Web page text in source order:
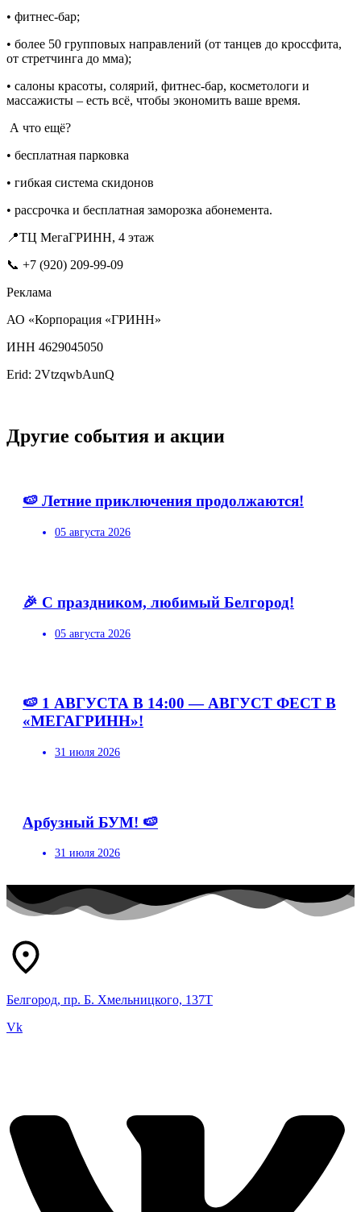
• фитнес-бар;
• более 50 групповых направлений (от танцев до кроссфита,
от стретчинга до мма);
• салоны красоты, солярий, фитнес-бар, косметологи и
массажисты – есть всё, чтобы экономить ваше время.
А что ещё?
• бесплатная парковка
• гибкая система скидонов
• рассрочка и бесплатная заморозка абонемента.
📍ТЦ МегаГРИНН, 4 этаж
📞 +7 (920) 209-99-09
Реклама
АО «Корпорация «ГРИНН»
ИНН 4629045050
Erid: 2VtzqwbAunQ
Другие события и акции
🍉 Летние приключения продолжаются!
05 августа 2026
🎉 С праздником, любимый Белгород!
05 августа 2026
🍉 1 АВГУСТА В 14:00 — АВГУСТ ФЕСТ В
«МЕГАГРИНН»!
31 июля 2026
Арбузный БУМ! 🍉
31 июля 2026
Белгород, пр. Б. Хмельницкого, 137Т
Vk